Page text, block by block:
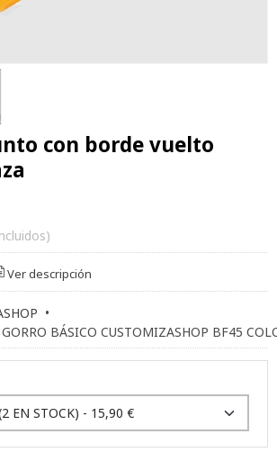
con borde vuelto
Ver descripción
•
GORRO BÁSICO CUSTOMIZASHOP BF45